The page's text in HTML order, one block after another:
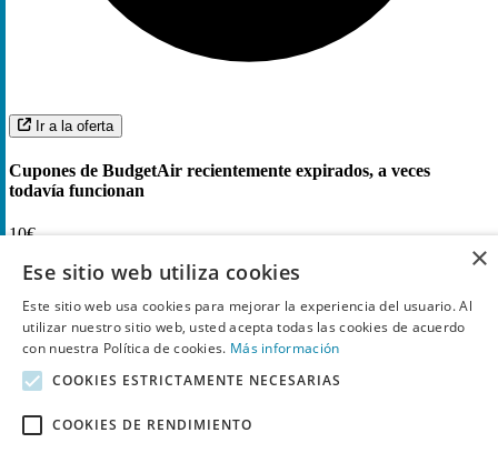
Ir a la oferta
Cupones de BudgetAir recientemente expirados, a veces
todavía funcionan
10€
cupón
Recibe10€ de descuentoen la newsletter de Budget
Air
Utilizado
×
Ese sitio web utiliza cookies
Este sitio web usa cookies para mejorar la experiencia del usuario. Al
utilizar nuestro sitio web, usted acepta todas las cookies de acuerdo
con nuestra Política de cookies. Más información
COOKIES ESTRICTAMENTE NECESARIAS
COOKIES DE RENDIMIENTO